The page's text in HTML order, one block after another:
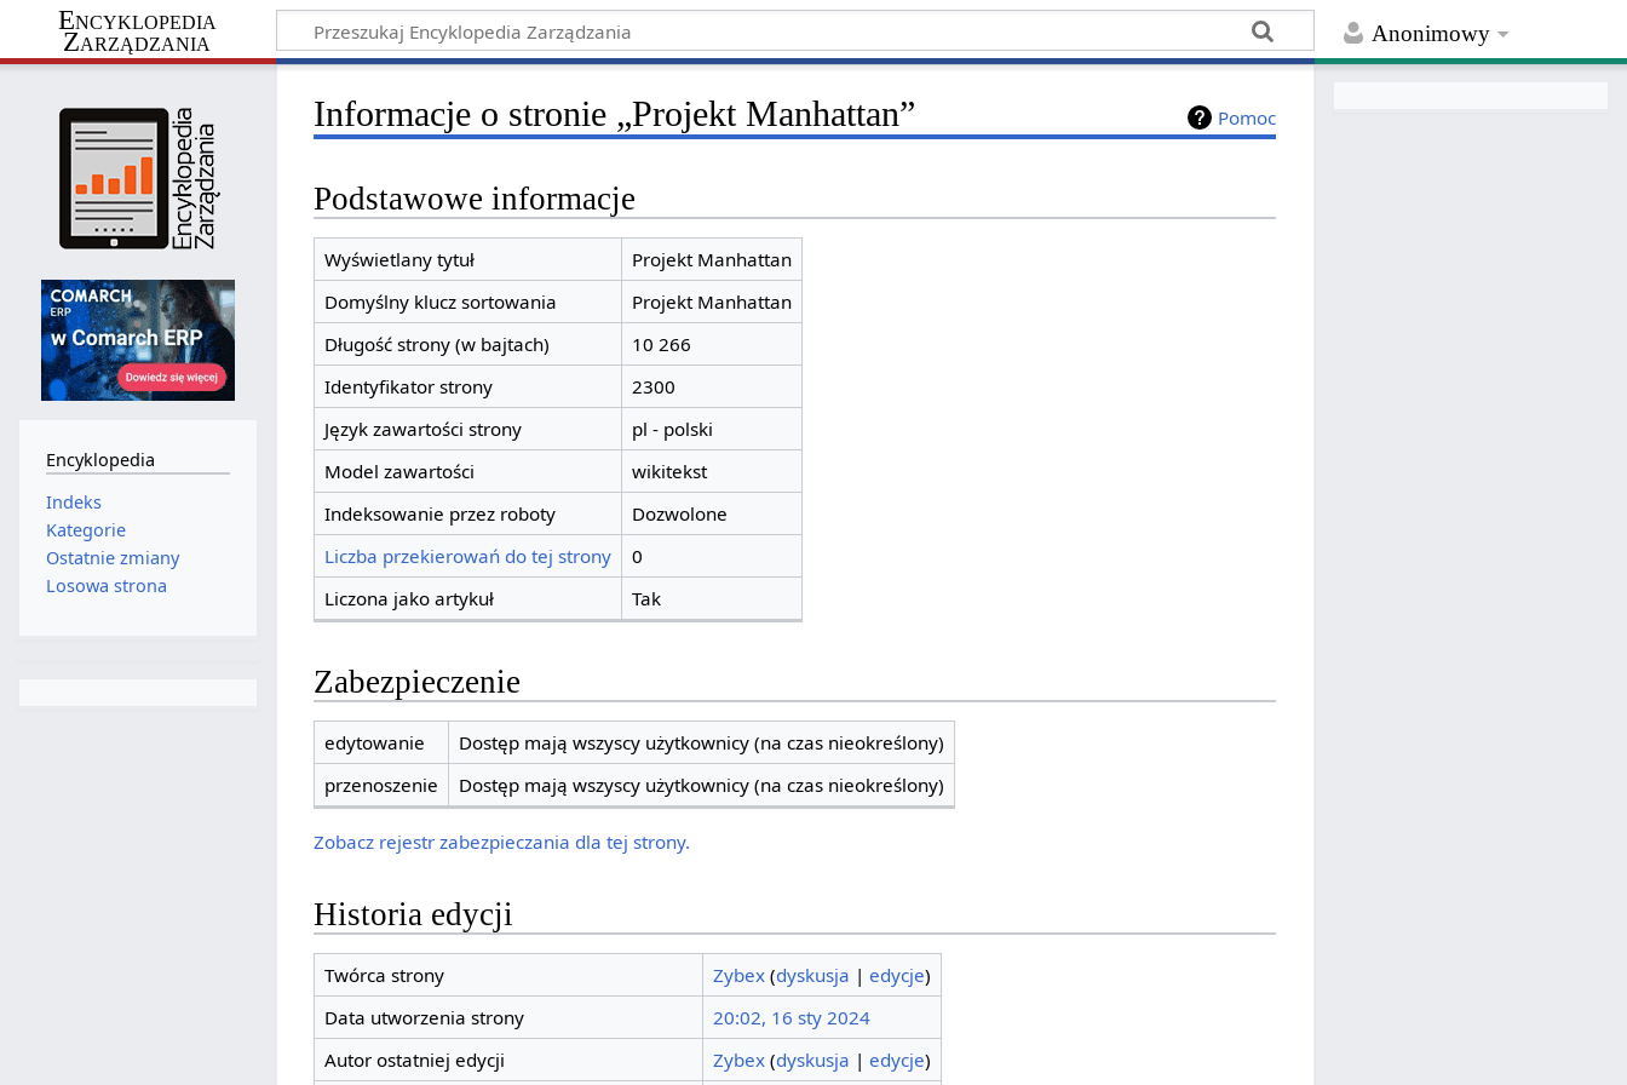
Anonimowy
Encyklopedia
Zarządzania
Pomoc
Informacje o stronie „Projekt Manhattan”
Podstawowe informacje
Wyświetlany tytuł
Projekt Manhattan
Domyślny klucz sortowania
Projekt Manhattan
Długość strony (w bajtach)
10 266
Identyfikator strony
2300
Język zawartości strony
pl - polski
Model zawartości
wikitekst
Indeksowanie przez roboty
Dozwolone
Liczba przekierowań do tej strony
0
Liczona jako artykuł
Tak
Zabezpieczenie
edytowanie
Dostęp mają wszyscy użytkownicy (na czas nieokreślony)
przenoszenie
Dostęp mają wszyscy użytkownicy (na czas nieokreślony)
Zobacz rejestr zabezpieczania dla tej strony.
Historia edycji
Twórca strony Zybex (dyskusja | edycje)
Data utworzenia strony
20:02, 16 sty 2024
Autor ostatniej edycji
Zybex (dyskusja | edycje)
Encyklopedia
Indeks
Kategorie
Ostatnie zmiany
Losowa strona